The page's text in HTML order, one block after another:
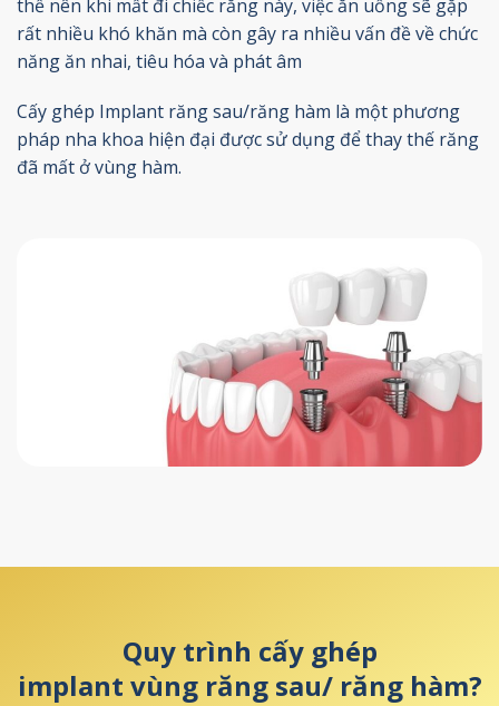
thế nên khi mất đi chiếc răng này, việc ăn uống sẽ gặp
rất nhiều khó khăn mà còn gây ra nhiều vấn đề về chức
năng ăn nhai, tiêu hóa và phát âm
Cấy ghép Implant răng sau/răng hàm là một phương
pháp nha khoa hiện đại được sử dụng để thay thế răng
đã mất ở vùng hàm.
Quy trình cấy ghép
implant vùng răng sau/ răng hàm?